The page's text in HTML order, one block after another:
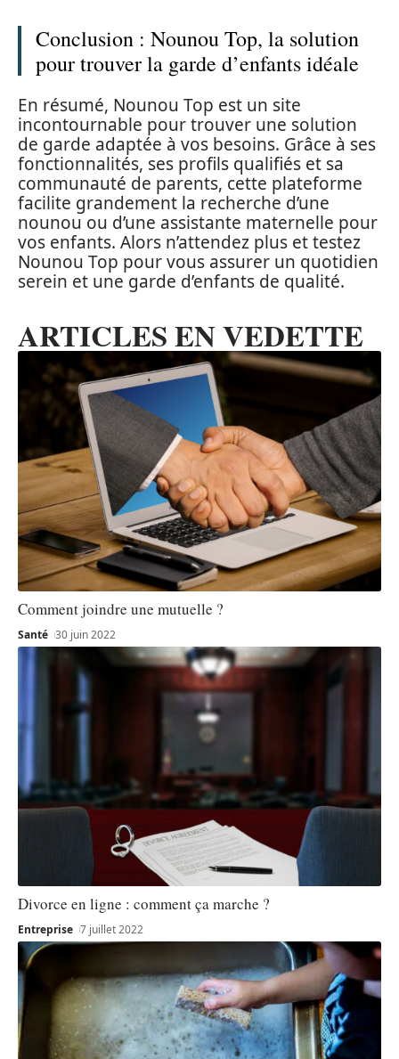
Conclusion : Nounou Top, la solution
pour trouver la garde d’enfants idéale
En résumé, Nounou Top est un site
incontournable pour trouver une solution
de garde adaptée à vos besoins. Grâce à ses
fonctionnalités, ses profils qualifiés et sa
communauté de parents, cette plateforme
facilite grandement la recherche d’une
nounou ou d’une assistante maternelle pour
vos enfants. Alors n’attendez plus et testez
Nounou Top pour vous assurer un quotidien
serein et une garde d’enfants de qualité.
ARTICLES EN VEDETTE
Comment joindre une mutuelle ?
Santé 30 juin 2022
Divorce en ligne : comment ça marche ?
Entreprise 7 juillet 2022